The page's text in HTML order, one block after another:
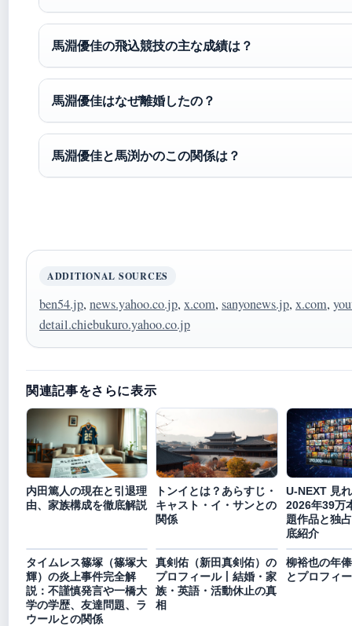
馬淵優佳の飛込競技の主な成績は？
馬淵優佳はなぜ離婚したの？
馬淵優佳と馬渕かのこの関係は？
ADDITIONAL SOURCES
ben54.jp, news.yahoo.co.jp, x.com, sanyonews.jp, x.com,
detail.chiebukuro.yahoo.co.jp
関連記事をさらに表示
内田篤人の現在と引退理
由、家族構成を徹底解説
トンイとは？あらすじ・
キャスト・イ・サンとの
関係
U-NEXT 見
2026年39万
題作品と独
底紹介
タイムレス篠塚（篠塚大
輝）の炎上事件完全解
説：不謹慎発言や一橋大
学の学歴、友達問題、ラ
ウールとの関係
真剣佑（新田真剣佑）の
プロフィール丨結婚・家
族・英語・活動休止の真
相
柳裕也の年
とプロフィ